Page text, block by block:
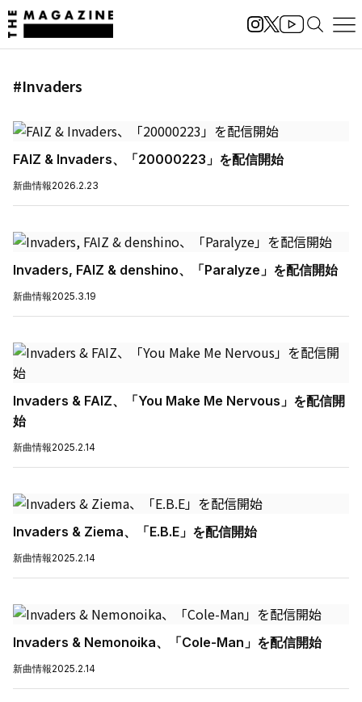
#Invaders
FAIZ & Invaders、「20000223」を配信開始
新曲情報2026.2.23
Invaders, FAIZ & denshino、「Paralyze」を配信開始
新曲情報2025.3.19
Invaders & FAIZ、「You Make Me Nervous」を配信開
始
新曲情報2025.2.14
Invaders & Ziema、「E.B.E」を配信開始
新曲情報2025.2.14
Invaders & Nemonoika、「Cole-Man」を配信開始
新曲情報2025.2.14